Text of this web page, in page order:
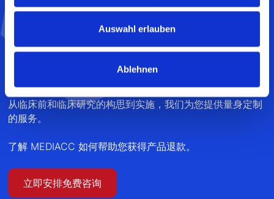
Auswahl erlauben
Ablehnen
展示您的产品的医疗益处
案，以展示您的产品的医疗益处。
从临床前和临床研究的构思到实施，我们为您提供量身定制
的服务。
了解 MEDIACC 如何帮助您获得产品退款。
立即安排免费咨询